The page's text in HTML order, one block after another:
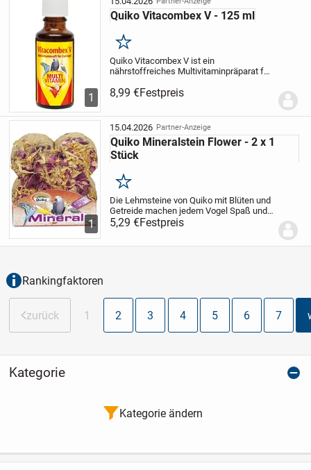
1
Quiko Vitacombex V - 125 ml
Merken
Quiko Vitacombex V ist ein
nährstoffreiches Multivitaminpräparat für
hervorragendem Geschmack und eignet
8,99 €Festpreis
1
15.04.2026 Partner-Anzeige
Quiko Mineralstein Flower - 2 x 1
Stück
Merken
Die Lehmsteine von Quiko mit Blüten und
Getreide machen jedem Vogel Spaß und
lassen keine Langeweile aufkommen. Die
im Lehm eingebackenen Leckereien
5,29 €Festpreis
Rankingfaktoren
zurück 1 2 3 4 5 6 7
Kategorie
Kategorie ändern